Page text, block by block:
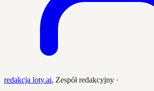
redakcja loty.ai, Zespół redakcyjny ·